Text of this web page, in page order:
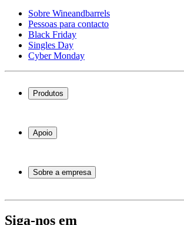
Sobre Wineandbarrels
Pessoas para contacto
Black Friday
Singles Day
Cyber Monday
Produtos
Garrafeiras
Móveis para vinho
Apoio
Atendimento
Pagamento
Retorno
Sobre a empresa
Black Friday
Siga-nos em